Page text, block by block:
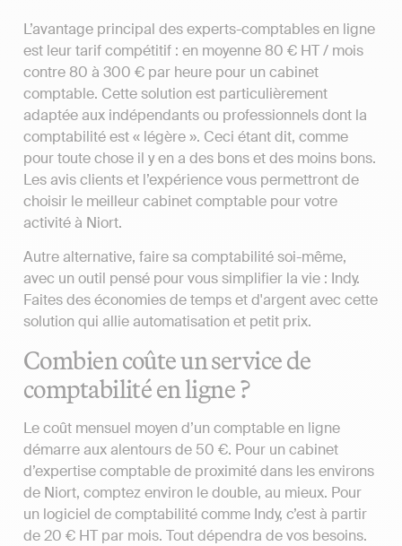
L’avantage principal des experts-comptables en ligne
est leur tarif compétitif : en moyenne 80 € HT / mois
contre 80 à 300 € par heure pour un cabinet
comptable. Cette solution est particulièrement
adaptée aux indépendants ou professionnels dont la
comptabilité est « légère ». Ceci étant dit, comme
pour toute chose il y en a des bons et des moins bons.
Les avis clients et l’expérience vous permettront de
choisir le meilleur cabinet comptable pour votre
activité à Niort.
Autre alternative, faire sa comptabilité soi-même,
avec un outil pensé pour vous simplifier la vie : Indy.
Faites des économies de temps et d'argent avec cette
solution qui allie automatisation et petit prix.
Combien coûte un service de
comptabilité en ligne ?
Le coût mensuel moyen d’un comptable en ligne
démarre aux alentours de 50 €. Pour un cabinet
d’expertise comptable de proximité dans les environs
de Niort, comptez environ le double, au mieux. Pour
un logiciel de comptabilité comme Indy, c’est à partir
de 20 € HT par mois. Tout dépendra de vos besoins.